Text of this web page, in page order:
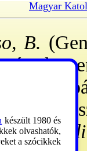
Magyar
B.
genovai
di
készült 1980 és
olvashatók,
a szócikkek